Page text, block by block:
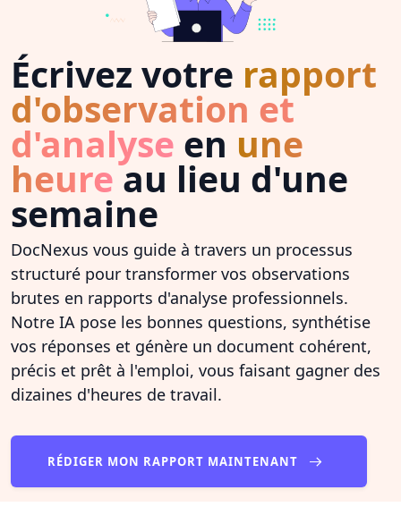
Écrivez votre rapport
d'observation et
d'analyse en une
heureau lieu d'une
semaine
DocNexus vous guide à travers un processus
structuré pour transformer vos observations
brutes en rapports d'analyse professionnels.
Notre IA pose les bonnes questions, synthétise
vos réponses et génère un document cohérent,
précis et prêt à l'emploi, vous faisant gagner des
dizaines d'heures de travail.
RÉDIGER MON RAPPORT MAINTENANT